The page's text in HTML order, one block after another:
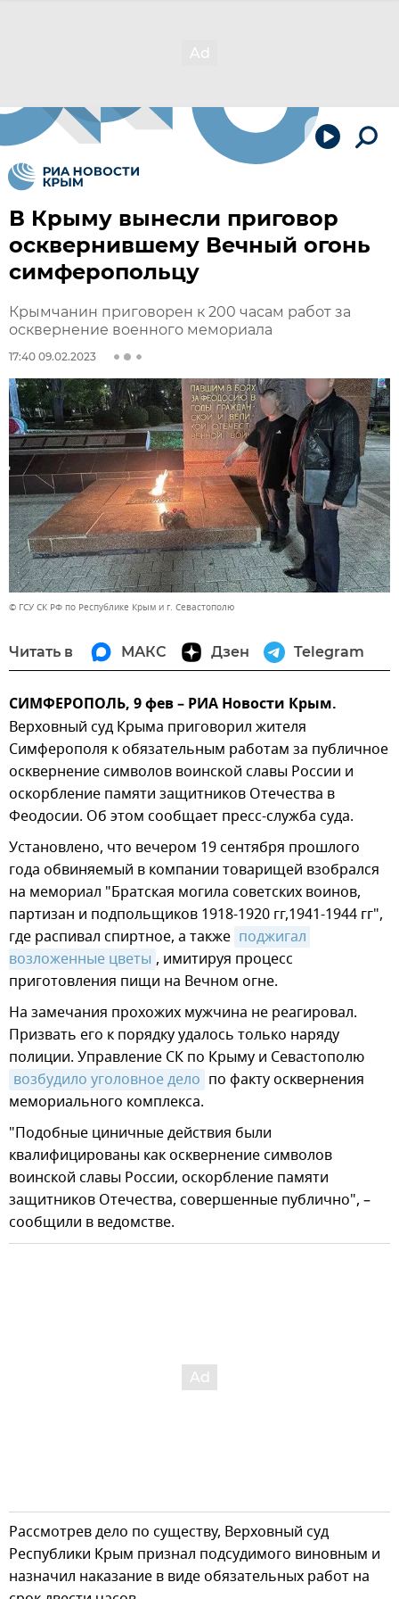
В Крыму вынесли приговор
осквернившему Вечный огонь
симферопольцу
Крымчанин приговорен к 200 часам работ за
осквернение военного мемориала
17:40 09.02.2023
© ГСУ СК РФ по Республике Крым и г. Севастополю
Читать в МАКС Дзен Telegram
СИМФЕРОПОЛЬ, 9 фев – РИА Новости Крым.
Верховный суд Крыма приговорил жителя
Симферополя к обязательным работам за публичное
осквернение символов воинской славы России и
оскорбление памяти защитников Отечества в
Феодосии. Об этом сообщает пресс-служба суда.
Установлено, что вечером 19 сентября прошлого
года обвиняемый в компании товарищей взобрался
на мемориал "Братская могила советских воинов,
партизан и подпольщиков 1918-1920 гг,1941-1944 гг",
где распивал спиртное, а также поджигал
возложенные цветы , имитируя процесс
приготовления пищи на Вечном огне.
На замечания прохожих мужчина не реагировал.
Призвать его к порядку удалось только наряду
полиции. Управление СК по Крыму и Севастополю
возбудило уголовное дело по факту осквернения
мемориального комплекса.
"Подобные циничные действия были
квалифицированы как осквернение символов
воинской славы России, оскорбление памяти
защитников Отечества, совершенные публично", –
сообщили в ведомстве.
Рассмотрев дело по существу, Верховный суд
Республики Крым признал подсудимого виновным и
назначил наказание в виде обязательных работ на